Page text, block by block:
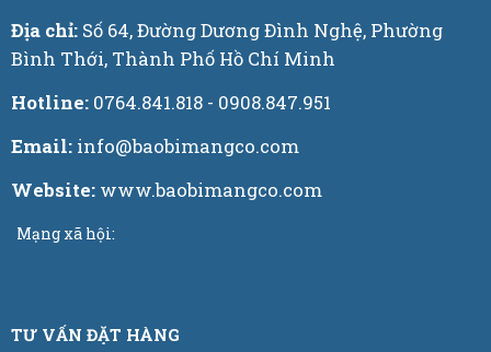
Địa chỉ: Số 64, Đường Dương Đình Nghệ, Phường
Bình Thới, Thành Phố Hồ Chí Minh
Hotline: 0764.841.818 - 0908.847.951
Email: info@baobimangco.com
Website: www.baobimangco.com
Mạng xã hội:
TƯ VẤN ĐẶT HÀNG